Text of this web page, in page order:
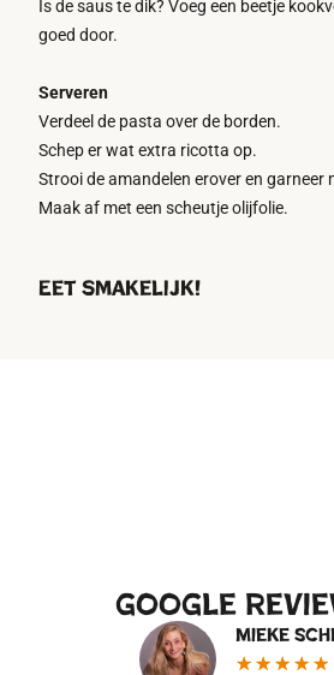
Is de saus te dik? Voeg een beetje
goed door.
Serveren
Verdeel de pasta over de borden.
Schep er wat extra ricotta op.
Strooi de amandelen erover en garneer
Maak af met een scheutje olijfolie.
Eet smakelijk!
google
Mieke
★ ★ ★ ★ ★